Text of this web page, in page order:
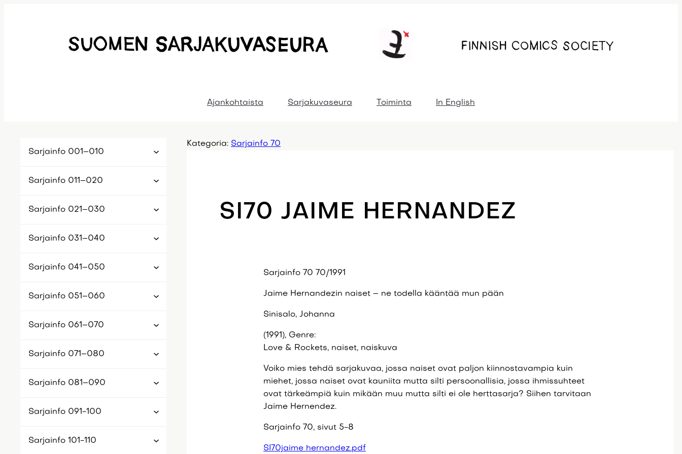
Ajankohtaista Sarjakuvaseura Toiminta In English
Sarjainfo 001–010
Sarjainfo 011–020
Sarjainfo 021–030
Sarjainfo 031–040
Sarjainfo 041–050
Sarjainfo 051–060
Sarjainfo 061–070
Sarjainfo 071–080
Sarjainfo 081–090
Sarjainfo 091-100
Sarjainfo 101-110
Kategoria: Sarjainfo 70
SI70 JAIME HERNANDEZ
Sarjainfo 70 70/1991
Jaime Hernandezin naiset – ne todella kääntää mun pään
Sinisalo, Johanna
(1991), Genre:
Love & Rockets, naiset, naiskuva
Voiko mies tehdä sarjakuvaa, jossa naiset ovat paljon kiinnostavampia kuin
miehet, jossa naiset ovat kauniita mutta silti persoonallisia, jossa ihmissuhteet
ovat tärkeämpiä kuin mikään muu mutta silti ei ole herttasarja? Siihen tarvitaan
Jaime Hernendez.
Sarjainfo 70, sivut 5-8
SI70jaime hernandez.pdf